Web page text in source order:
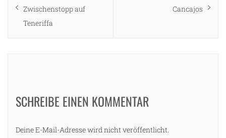
post:
Zwischenstopp auf
Teneriffa
Cancajos
SCHREIBE EINEN KOMMENTAR
Deine E-Mail-Adresse wird nicht veröffentlicht.